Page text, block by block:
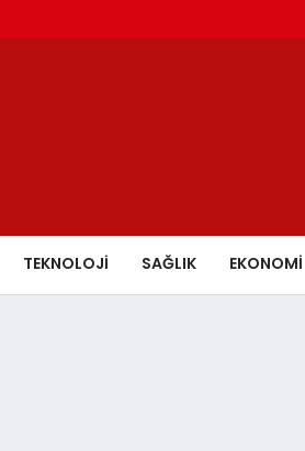
TEKNOLOJİ SAĞLIK EKONOMİ